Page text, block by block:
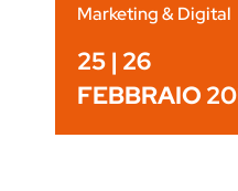
Marketing & Digital
25 | 26
FEBBRAIO